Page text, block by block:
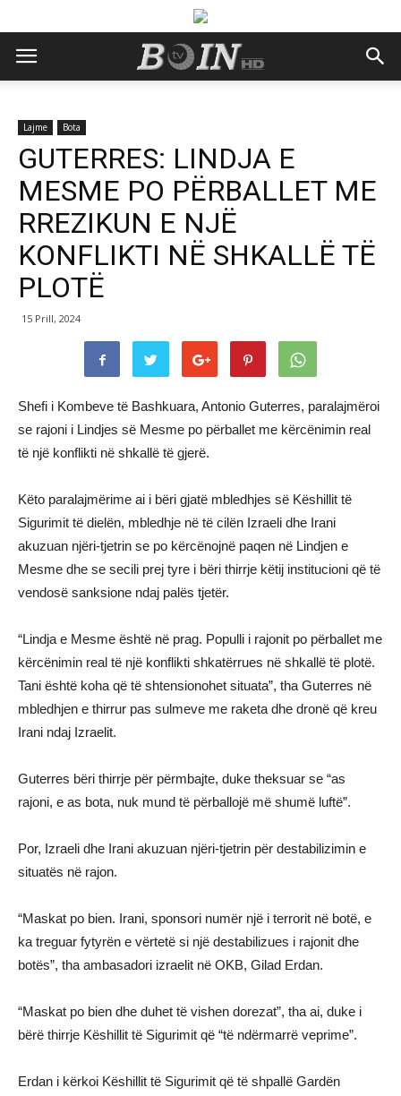
Lajme Bota
GUTERRES: LINDJA E
MESME PO PËRBALLET ME
RREZIKUN E NJË
KONFLIKTI NË SHKALLË TË
PLOTË
15 Prill, 2024
Shefi i Kombeve të Bashkuara, Antonio Guterres, paralajmëroi
se rajoni i Lindjes së Mesme po përballet me kërcënimin real
të një konflikti në shkallë të gjerë.
Këto paralajmërime ai i bëri gjatë mbledhjes së Këshillit të
Sigurimit të dielën, mbledhje në të cilën Izraeli dhe Irani
akuzuan njëri-tjetrin se po kërcënojnë paqen në Lindjen e
Mesme dhe se secili prej tyre i bëri thirrje këtij institucioni që të
vendosë sanksione ndaj palës tjetër.
“Lindja e Mesme është në prag. Populli i rajonit po përballet me
kërcënimin real të një konflikti shkatërrues në shkallë të plotë.
Tani është koha që të shtensionohet situata”, tha Guterres në
mbledhjen e thirrur pas sulmeve me raketa dhe dronë që kreu
Irani ndaj Izraelit.
Guterres bëri thirrje për përmbajte, duke theksuar se “as
rajoni, e as bota, nuk mund të përballojë më shumë luftë”.
Por, Izraeli dhe Irani akuzuan njëri-tjetrin për destabilizimin e
situatës në rajon.
“Maskat po bien. Irani, sponsori numër një i terrorit në botë, e
ka treguar fytyrën e vërtetë si një destabilizues i rajonit dhe
botës”, tha ambasadori izraelit në OKB, Gilad Erdan.
“Maskat po bien dhe duhet të vishen dorezat”, tha ai, duke i
bërë thirrje Këshillit të Sigurimit që “të ndërmarrë veprime”.
Erdan i kërkoi Këshillit të Sigurimit që të shpallë Gardën